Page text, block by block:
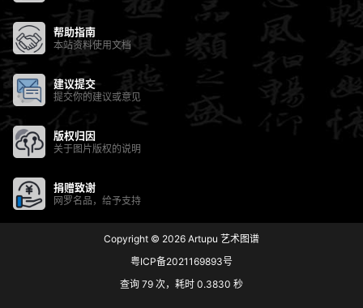
帮助指南
本站资料使用文档
建议提交
提交你的建议或意见
版权归因
关于图片版权的说明
捐赠致谢
网罗名品，给予支持
Copyright © 2026 Artupu 艺术图谱
粤ICP备2021169893号
查询 79 次，耗时 0.3830 秒